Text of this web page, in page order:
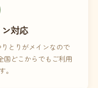
対応
とりがメインなので
国どこからでもご利用
。